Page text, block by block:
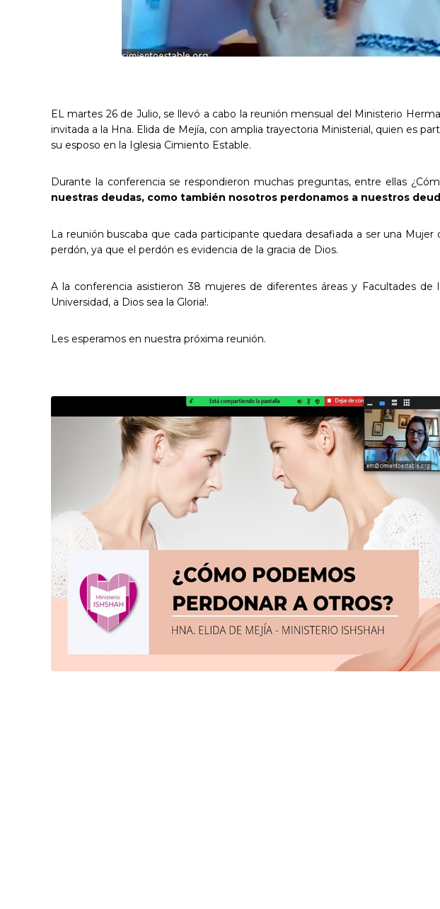
EL martes 26 de Julio, se llevó a cabo la reunión mensual del Ministerio
invitada a la Hna. Elida de Mejía, con amplia trayectoria Ministerial, quien es
su esposo en la Iglesia Cimiento Estable.
Durante la conferencia se respondieron muchas preguntas, entre ellas
nuestras deudas, como también nosotros perdonamos a nuestros
La reunión buscaba que cada participante quedara desafiada a ser una
perdón, ya que el perdón es evidencia de la gracia de Dios.
A la conferencia asistieron 38 mujeres de diferentes áreas y Facultades
Universidad, a Dios sea la Gloria!.
Les esperamos en nuestra próxima reunión.